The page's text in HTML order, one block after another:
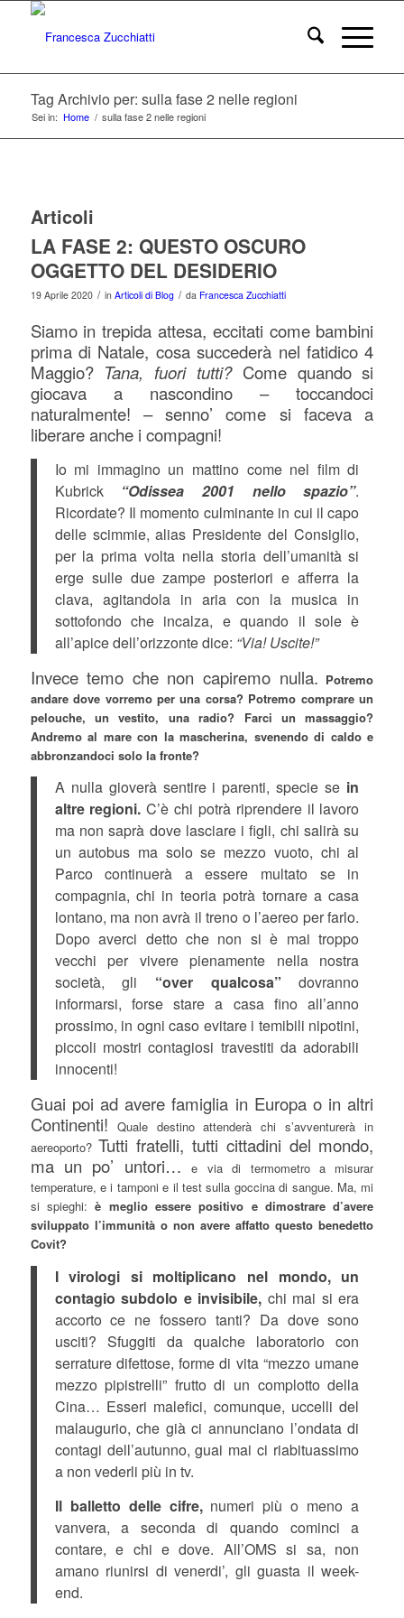
Tag Archivio per: sulla fase 2 nelle regioni
Sei in: Home / sulla fase 2 nelle regioni
Articoli
LA FASE 2: QUESTO OSCURO
OGGETTO DEL DESIDERIO
19 Aprile 2020 / in Articoli di Blog / da Francesca Zucchiatti
Siamo in trepida attesa, eccitati come bambini
prima di Natale, cosa succederà nel fatidico 4
Maggio? Tana, fuori tutti?Come quando si
giocava a nascondino – toccandoci
naturalmente! – senno’ come si faceva a
liberare anche i compagni!
Io mi immagino un mattino come nel film di
Kubrick “Odissea 2001 nello spazio”.
Ricordate? Il momento culminante in cui il capo
delle scimmie, alias Presidente del Consiglio,
per la prima volta nella storia dell’umanità si
erge sulle due zampe posteriori e afferra la
clava, agitandola in aria con la musica in
sottofondo che incalza, e quando il sole è
all’apice dell’orizzonte dice: “Via! Uscite!”
Invece temo che non capiremo nulla. Potremo
andare dove vorremo per una corsa? Potremo comprare un
pelouche, un vestito, una radio? Farci un massaggio?
Andremo al mare con la mascherina, svenendo di caldo e
abbronzandoci solo la fronte?
A nulla gioverà sentire i parenti, specie se in
altre regioni. C’è chi potrà riprendere il lavoro
ma non saprà dove lasciare i figli, chi salirà su
un autobus ma solo se mezzo vuoto, chi al
Parco continuerà a essere multato se in
compagnia, chi in teoria potrà tornare a casa
lontano, ma non avrà il treno o l’aereo per farlo.
Dopo averci detto che non si è mai troppo
vecchi per vivere pienamente nella nostra
società, gli “over qualcosa” dovranno
informarsi, forse stare a casa fino all’anno
prossimo, in ogni caso evitare i temibili nipotini,
piccoli mostri contagiosi travestiti da adorabili
innocenti!
Guai poi ad avere famiglia in Europa o in altri
Continenti! Quale destino attenderà chi s’avventurerà in
aereoporto? Tutti fratelli, tutti cittadini del mondo,
ma un po’ untori… e via di termometro a misurar
temperature, e i tamponi e il test sulla goccina di sangue. Ma, mi
si spieghi: è meglio essere positivo e dimostrare d’avere
sviluppato l’immunità o non avere affatto questo benedetto
Covit?
I virologi si moltiplicano nel mondo, un
contagio subdolo e invisibile, chi mai si era
accorto ce ne fossero tanti? Da dove sono
usciti? Sfuggiti da qualche laboratorio con
serrature difettose, forme di vita “mezzo umane
mezzo pipistrelli” frutto di un complotto della
Cina… Esseri malefici, comunque, uccelli del
malaugurio, che già ci annunciano l’ondata di
contagi dell’autunno, guai mai ci riabituassimo
a non vederli più in tv.
Il balletto delle cifre,numeri più o meno a
vanvera, a seconda di quando cominci a
contare, e chi e dove. All’OMS si sa, non
amano riunirsi di venerdi’, gli guasta il week-
end.